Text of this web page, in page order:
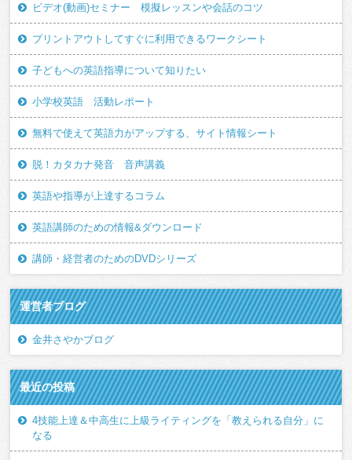
ビデオ(動画)セミナー 模擬レッスンや会話のコツ
プリントアウトしてすぐに利用できるワークシート
子どもへの英語指導について知りたい
小学校英語 活動レポート
無料で使えて英語力がアップする、サイト情報シート
脱！カタカナ発音 音声講義
英語や指導が上達するコラム
英語講師のための情報&ダウンロード
講師・経営者のためのDVDシリーズ
運営者ブログ
金井さやかブログ
最近の投稿
4技能上達＆中高生に上級ライティングを「教えられる自分」に
なる